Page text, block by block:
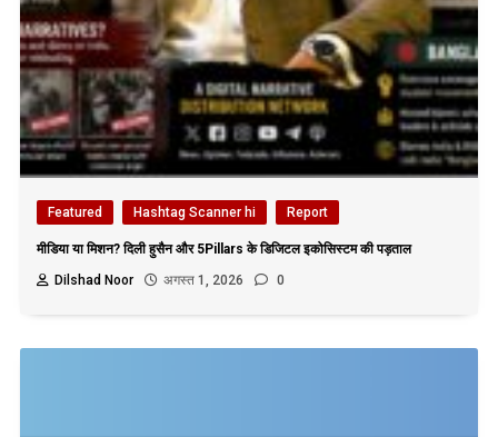
Featured Hashtag Scanner hi Report
मीडिया या मिशन? दिली हुसैन और 5Pillars के डिजिटल इकोसिस्टम की पड़ताल
Dilshad Noor
अगस्त 1, 2026 0